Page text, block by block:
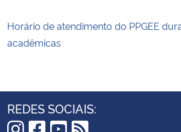
Horário de atendimento do PPGEE
acadêmicas
REDES SOCIAIS: